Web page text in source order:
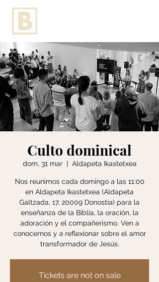
Culto dominical
dom, 31 mar
  |
Aldapeta Ikastetxea
Nos reunimos cada domingo a las 11:00
en Aldapeta Ikastetxea (Aldapeta
Galtzada, 17, 20009 Donostia) para la
enseñanza de la Biblia, la oración, la
adoración y el compañerismo. Ven a
conocernos y a reflexionar sobre el amor
transformador de Jesús.
Tickets are not on sale